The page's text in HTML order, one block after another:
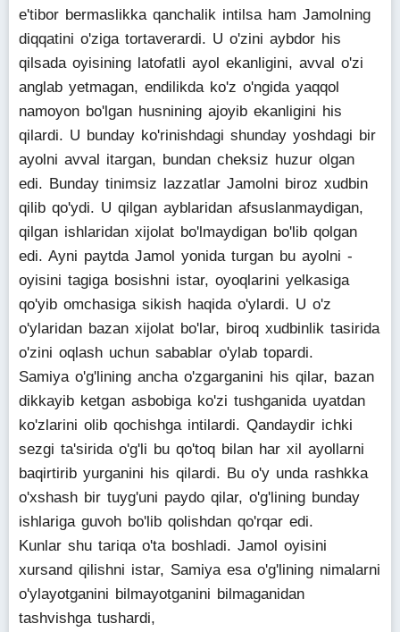
e'tibor bermaslikka qanchalik intilsa ham Jamolning
diqqatini o'ziga tortaverardi. U o'zini aybdor his
qilsada oyisining latofatli ayol ekanligini, avval o'zi
anglab yetmagan, endilikda ko'z o'ngida yaqqol
namoyon bo'lgan husnining ajoyib ekanligini his
qilardi. U bunday ko'rinishdagi shunday yoshdagi bir
ayolni avval itargan, bundan cheksiz huzur olgan
edi. Bunday tinimsiz lazzatlar Jamolni biroz xudbin
qilib qo'ydi. U qilgan ayblaridan afsuslanmaydigan,
qilgan ishlaridan xijolat bo'lmaydigan bo'lib qolgan
edi. Ayni paytda Jamol yonida turgan bu ayolni -
oyisini tagiga bosishni istar, oyoqlarini yelkasiga
qo'yib omchasiga sikish haqida o'ylardi. U o'z
o'ylaridan bazan xijolat bo'lar, biroq xudbinlik tasirida
o'zini oqlash uchun sabablar o'ylab topardi.
Samiya o'g'lining ancha o'zgarganini his qilar, bazan
dikkayib ketgan asbobiga ko'zi tushganida uyatdan
ko'zlarini olib qochishga intilardi. Qandaydir ichki
sezgi ta'sirida o'g'li bu qo'toq bilan har xil ayollarni
baqirtirib yurganini his qilardi. Bu o'y unda rashkka
o'xshash bir tuyg'uni paydo qilar, o'g'lining bunday
ishlariga guvoh bo'lib qolishdan qo'rqar edi.
Kunlar shu tariqa o'ta boshladi. Jamol oyisini
xursand qilishni istar, Samiya esa o'g'lining nimalarni
o'ylayotganini bilmayotganini bilmaganidan
tashvishga tushardi,